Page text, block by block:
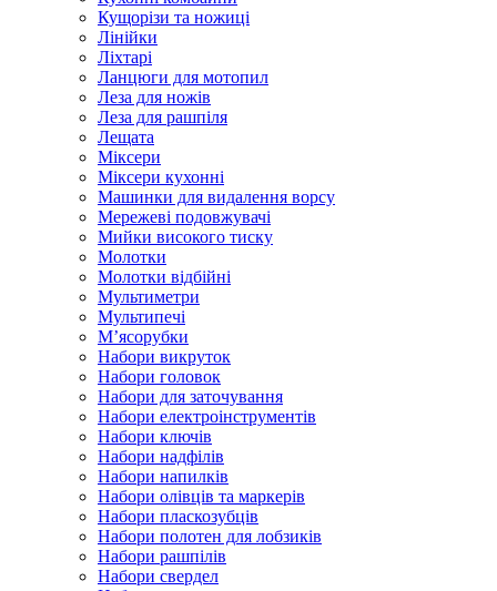
Кущорізи та ножиці
Лінійки
Ліхтарі
Ланцюги для мотопил
Леза для ножів
Леза для рашпіля
Лещата
Міксери
Міксери кухонні
Машинки для видалення ворсу
Мережеві подовжувачі
Мийки високого тиску
Молотки
Молотки відбійні
Мультиметри
Мультипечі
М’ясорубки
Набори викруток
Набори головок
Набори для заточування
Набори електроінструментів
Набори ключів
Набори надфілів
Набори напилків
Набори олівців та маркерів
Набори пласкозубців
Набори полотен для лобзиків
Набори рашпілів
Набори свердел